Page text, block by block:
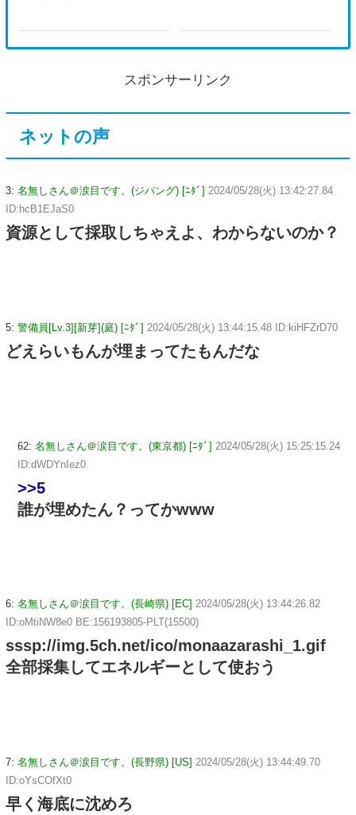
スポンサーリンク
ネットの声
3: 名無しさん＠涙目です。(ジパング) [ﾆﾀﾞ] 2024/05/28(火) 13:42:27.84
ID:hcB1EJaS0
資源として採取しちゃえよ、わからないのか？
5: 警備員[Lv.3][新芽](庭) [ﾆﾀﾞ] 2024/05/28(火) 13:44:15.48 ID:kiHFZrD70
どえらいもんが埋まってたもんだな
62: 名無しさん＠涙目です。(東京都) [ﾆﾀﾞ] 2024/05/28(火) 15:25:15.24
ID:dWDYnIez0
>>5
誰が埋めたん？ってかwww
6: 名無しさん＠涙目です。(長崎県) [EC] 2024/05/28(火) 13:44:26.82
ID:oMtiNW8e0 BE:156193805-PLT(15500)
sssp://img.5ch.net/ico/monaazarashi_1.gif
全部採集してエネルギーとして使おう
7: 名無しさん＠涙目です。(長野県) [US] 2024/05/28(火) 13:44:49.70
ID:oYsCOfXt0
早く海底に沈めろ